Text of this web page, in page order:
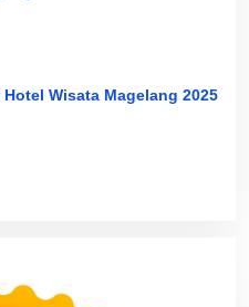
Wisata Magelang 2025